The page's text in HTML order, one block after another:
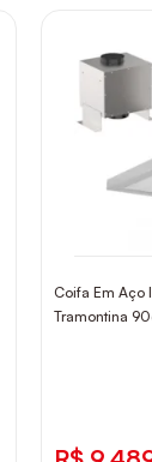
Coifa Em Aço
Tramontina